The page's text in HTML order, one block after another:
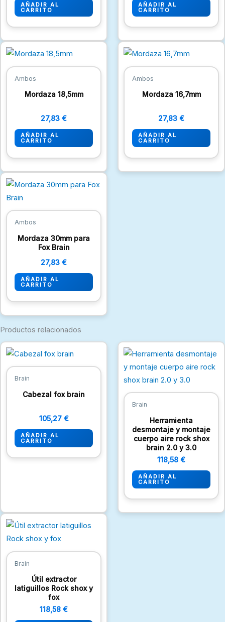
AÑADIR AL
CARRITO
AÑADIR AL
CARRITO
Ambos
Mordaza 18,5mm
27,83 €
AÑADIR AL
CARRITO
Ambos
Mordaza 16,7mm
27,83 €
AÑADIR AL
CARRITO
Ambos
Mordaza 30mm para
Fox Brain
27,83 €
AÑADIR AL
CARRITO
Productos relacionados
Brain
Cabezal fox brain
105,27 €
AÑADIR AL
CARRITO
Brain
Herramienta
desmontaje y montaje
cuerpo aire rock shox
brain 2.0 y 3.0
118,58 €
AÑADIR AL
CARRITO
Brain
Útil extractor
latiguillos Rock shox y
fox
118,58 €